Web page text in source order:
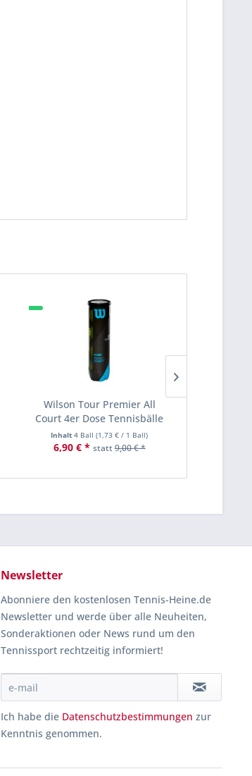
Wilson Tour Premier All
Court 4er Dose Tennisbälle
Inhalt4 Ball(1,73 € / 1 Ball)
6,90 € * statt9,00 € *
Newsletter
Abonniere den kostenlosen Tennis-Heine.de
Newsletter und werde über alle Neuheiten,
Sonderaktionen oder News rund um den
Tennissport rechtzeitig informiert!
Ich habe die Datenschutzbestimmungen zur
Kenntnis genommen.